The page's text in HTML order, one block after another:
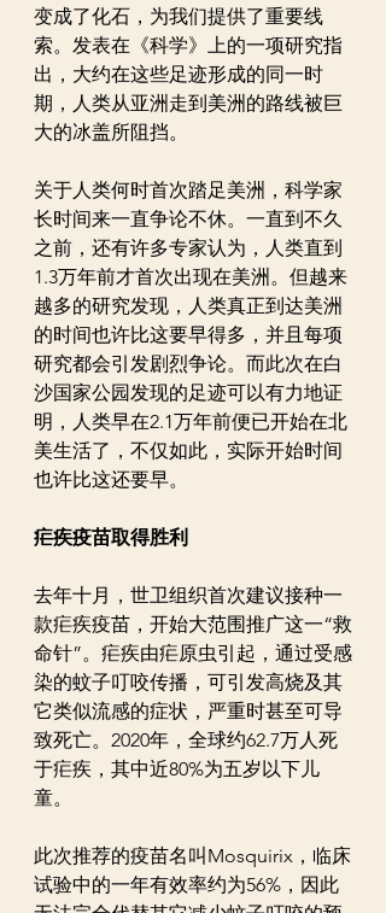
变成了化石，为我们提供了重要线
索。发表在《科学》上的一项研究指
出，大约在这些足迹形成的同一时
期，人类从亚洲走到美洲的路线被巨
大的冰盖所阻挡。
关于人类何时首次踏足美洲，科学家
长时间来一直争论不休。一直到不久
之前，还有许多专家认为，人类直到
1.3万年前才首次出现在美洲。但越来
越多的研究发现，人类真正到达美洲
的时间也许比这要早得多，并且每项
研究都会引发剧烈争论。而此次在白
沙国家公园发现的足迹可以有力地证
明，人类早在2.1万年前便已开始在北
美生活了，不仅如此，实际开始时间
也许比这还要早。
疟疾疫苗取得胜利
去年十月，世卫组织首次建议接种一
款疟疾疫苗，开始大范围推广这一“救
命针”。疟疾由疟原虫引起，通过受感
染的蚊子叮咬传播，可引发高烧及其
它类似流感的症状，严重时甚至可导
致死亡。2020年，全球约62.7万人死
于疟疾，其中近80%为五岁以下儿
童。
此次推荐的疫苗名叫Mosquirix，临床
试验中的一年有效率约为56%，因此